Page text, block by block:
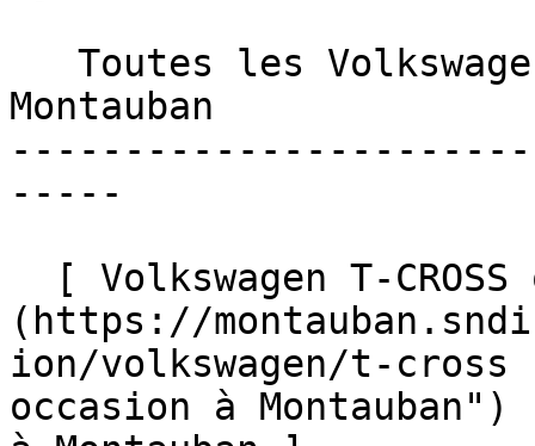
Montauban
-----
(https://
ion/volkswagen/t-cross
occasion à Montauban")